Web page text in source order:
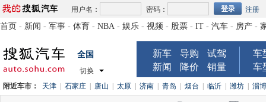
用户名： 密码： 注册
首页 - 新闻 - 军事 - 体育 - NBA - 娱乐 - 视频 - 股票 - IT - 汽车 - 房产 -
全国
切换
新车 导购
试驾
新闻
降价 销量
车
车
附近车市： 天津 石家庄 唐山 太原 济南 青岛 烟台 临沂 潍坊 淄博